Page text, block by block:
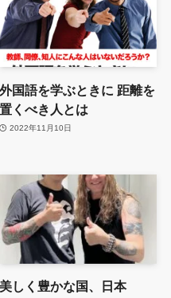
外国語を学ぶときに 距離を
置くべき人とは
2022年11月10日
美しく豊かな国、日本